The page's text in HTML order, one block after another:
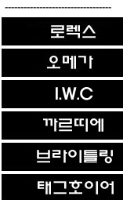
----------------------------------